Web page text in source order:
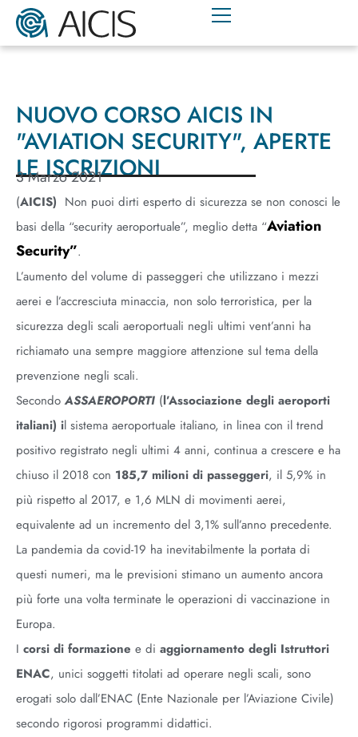
NUOVO CORSO AICIS IN
"AVIATION SECURITY", APERTE
LE ISCRIZIONI
3 Marzo 2021
(AICIS) Non puoi dirti esperto di sicurezza se non conosci le
basi della “security aeroportuale”, meglio detta “Aviation
Security”.
L’aumento del volume di passeggeri che utilizzano i mezzi
aerei e l’accresciuta minaccia, non solo terroristica, per la
sicurezza degli scali aeroportuali negli ultimi vent’anni ha
richiamato una sempre maggiore attenzione sul tema della
prevenzione negli scali.
SecondoASSAEROPORTI (l’Associazione degli aeroporti
italiani) il sistema aeroportuale italiano, in linea con il trend
positivo registrato negli ultimi 4 anni, continua a crescere e ha
chiuso il 2018 con 185,7 milioni di passeggeri, il 5,9% in
più rispetto al 2017, e 1,6 MLN di movimenti aerei,
equivalente ad un incremento del 3,1% sull’anno precedente.
La pandemia da covid-19 ha inevitabilmente la portata di
questi numeri, ma le previsioni stimano un aumento ancora
più forte una volta terminate le operazioni di vaccinazione in
Europa.
I corsi di formazione e di aggiornamento degli Istruttori
ENAC, unici soggetti titolati ad operare negli scali, sono
erogati solo dall’ENAC (Ente Nazionale per l’Aviazione Civile)
secondo rigorosi programmi didattici.